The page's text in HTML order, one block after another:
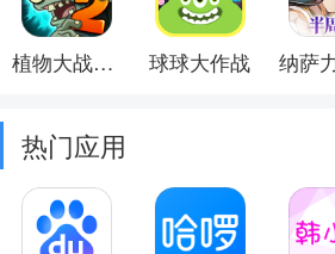
植物大战僵尸2 球球大作战
热门应用